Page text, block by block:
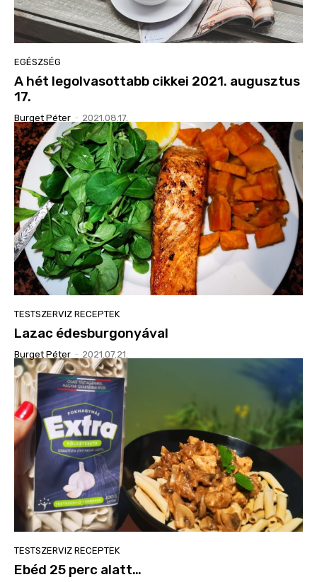
EGÉSZSÉG
A hét legolvasottabb cikkei 2021. augusztus
17.
Burget Péter - 2021.08.17.
TESTSZERVIZ RECEPTEK
Lazac édesburgonyával
Burget Péter - 2021.07.21.
TESTSZERVIZ RECEPTEK
Ebéd 25 perc alatt…